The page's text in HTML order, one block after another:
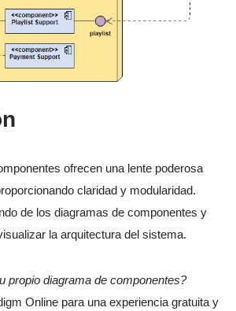
ofrecen una lente poderosa
claridad y modularidad.
de los diagramas de componentes y
la arquitectura del sistema.
propio diagrama de componentes?
Online para una experiencia gratuita y